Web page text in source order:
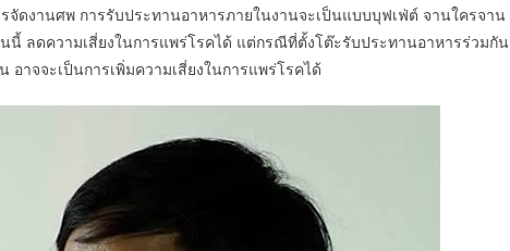
ดงานศพ การรับประทานอาหารภายในงานจะเป็นแบบบุฟเฟ่ต์ จานใครจาน
ลดความเสี่ยงในการแพร่โรคได้ แต่กรณีที่ตั้งโต๊ะรับประทานอาหารร่วมกัน
าจจะเป็นการเพิ่มความเสี่ยงในการแพร่โรคได้